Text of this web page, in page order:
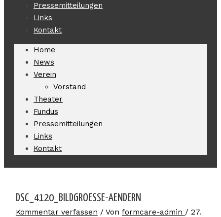
Pressemitteilungen
Links
Kontakt
Home
News
Verein
Vorstand
Theater
Fundus
Pressemitteilungen
Links
Kontakt
DSC_4120_BILDGROESSE-AENDERN
Kommentar verfassen / Von formcare-admin / 27.